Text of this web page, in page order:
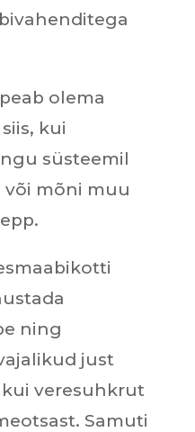
olema
kui
süsteemil
mõni muu
ning
just
veresuhkrut
Samuti